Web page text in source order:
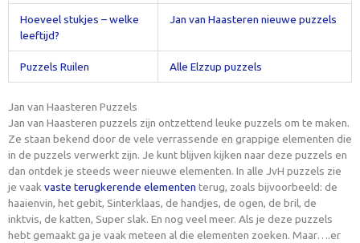
Hoeveel stukjes – welke
leeftijd?
Jan van Haasteren nieuwe puzzels
Puzzels Ruilen Alle Elzzup puzzels
Jan van Haasteren Puzzels
Jan van Haasteren puzzels zijn ontzettend leuke puzzels om te maken.
Ze staan bekend door de vele verrassende en grappige elementen die
in de puzzels verwerkt zijn. Je kunt blijven kijken naar deze puzzels en
dan ontdek je steeds weer nieuwe elementen. In alle JvH puzzels zie
je vaakvaste terugkerende elementen terug, zoals bijvoorbeeld: de
haaienvin, het gebit, Sinterklaas, de handjes, de ogen, de bril, de
inktvis, de katten, Super slak. En nog veel meer. Als je deze puzzels
hebt gemaakt ga je vaak meteen al die elementen zoeken. Maar….er